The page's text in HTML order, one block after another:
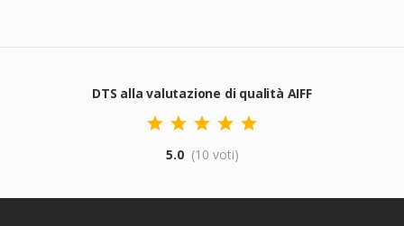
DTS alla valutazione di qualità AIFF
5.0 (10 voti)